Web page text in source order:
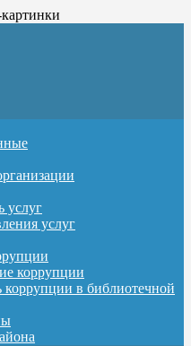
услуг
услуг
коррупции
в библиотечной